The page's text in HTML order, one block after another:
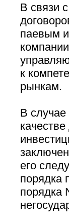
В связи
паевым
к
рынкам.
В
его
порядка
порядка